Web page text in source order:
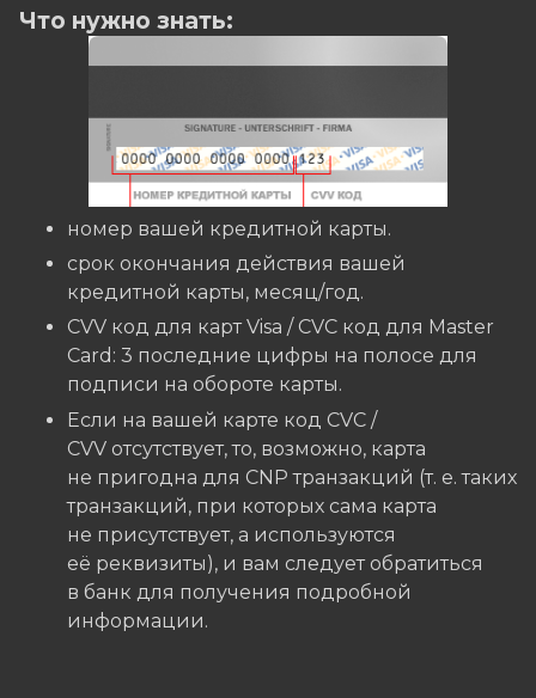
Что нужно знать:
номер вашей кредитной карты.
cрок окончания действия вашей
кредитной карты, месяц/год.
CVV код для карт Visa / CVC код для Master
Card: 3 последние цифры на полосе для
подписи на обороте карты.
Если на вашей карте код CVC /
CVV отсутствует, то, возможно, карта
не пригодна для CNP транзакций (т. е. таких
транзакций, при которых сама карта
не присутствует, а используются
её реквизиты), и вам следует обратиться
в банк для получения подробной
информации.